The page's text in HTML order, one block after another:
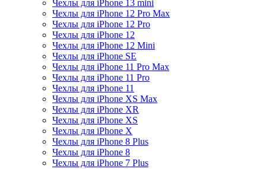
Чехлы для iPhone 13 mini
Чехлы для iPhone 12 Pro Max
Чехлы для iPhone 12 Pro
Чехлы для iPhone 12
Чехлы для iPhone 12 Mini
Чехлы для iPhone SE
Чехлы для iPhone 11 Pro Max
Чехлы для iPhone 11 Pro
Чехлы для iPhone 11
Чехлы для iPhone XS Max
Чехлы для iPhone XR
Чехлы для iPhone XS
Чехлы для iPhone X
Чехлы для iPhone 8 Plus
Чехлы для iPhone 8
Чехлы для iPhone 7 Plus